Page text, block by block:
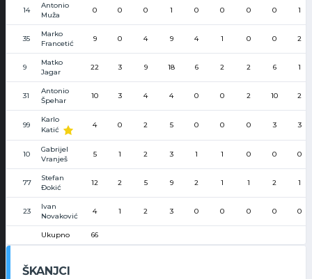
14
Antonio
Muža
0 0 0 1 0 0 0 0 1
35
Marko
Francetić
9 0 4 9 4 1 0 0 2
9
Matko
Jagar
22 3 9 18 6 2 2 6 1
31
Antonio
Špehar
10 3 4 4 0 0 2 10 2
99
Karlo
Katić
4 0 2 5 0 0 0 3 3
10
Gabrijel
Vranješ
5 1 2 3 1 1 0 0 0
77
Stefan
Đokić
12 2 5 9 2 1 1 2 1
23
Ivan
Novaković
4 1 2 3 0 0 0 0 0
Ukupno 66
ŠKANJCI